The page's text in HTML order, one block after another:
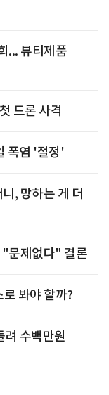
... 뷰티제품
드론 사격
폭염 '절정'
, 망하는 게 더
"문제없다" 결론
봐야 할까?
수백만원